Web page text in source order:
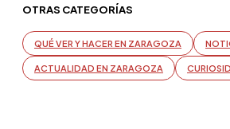
OTRAS CATEGORÍAS
QUÉ VER Y HACER EN ZARAGOZA
ACTUALIDAD EN ZARAGOZA